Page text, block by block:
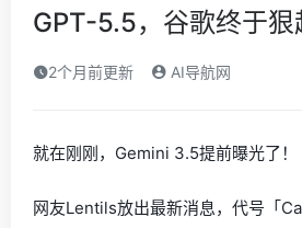
GPT-5.5，谷歌终于狠
2个月前更新 AI导航网
就在刚刚，Gemini 3.5提前曝光了！
网友Lentils放出最新消息，代号「